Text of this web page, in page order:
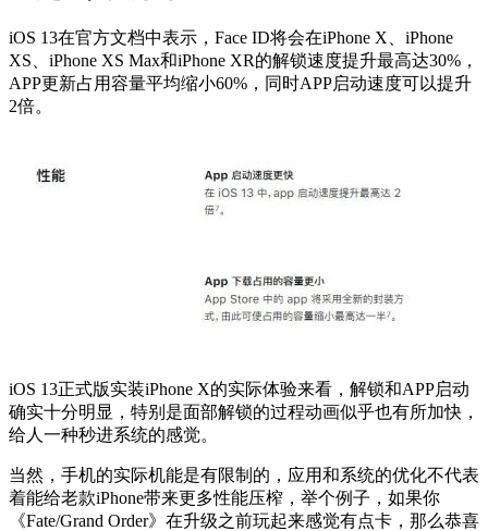
iOS 13在官方文档中表示，Face ID将会在iPhone X、iPhone
XS、iPhone XS Max和iPhone XR的解锁速度提升最高达30%，
APP更新占用容量平均缩小60%，同时APP启动速度可以提升
2倍。
iOS 13正式版实装iPhone X的实际体验来看，解锁和APP启动
确实十分明显，特别是面部解锁的过程动画似乎也有所加快，
给人一种秒进系统的感觉。
当然，手机的实际机能是有限制的，应用和系统的优化不代表
着能给老款iPhone带来更多性能压榨，举个例子，如果你
《Fate/Grand Order》在升级之前玩起来感觉有点卡，那么恭喜